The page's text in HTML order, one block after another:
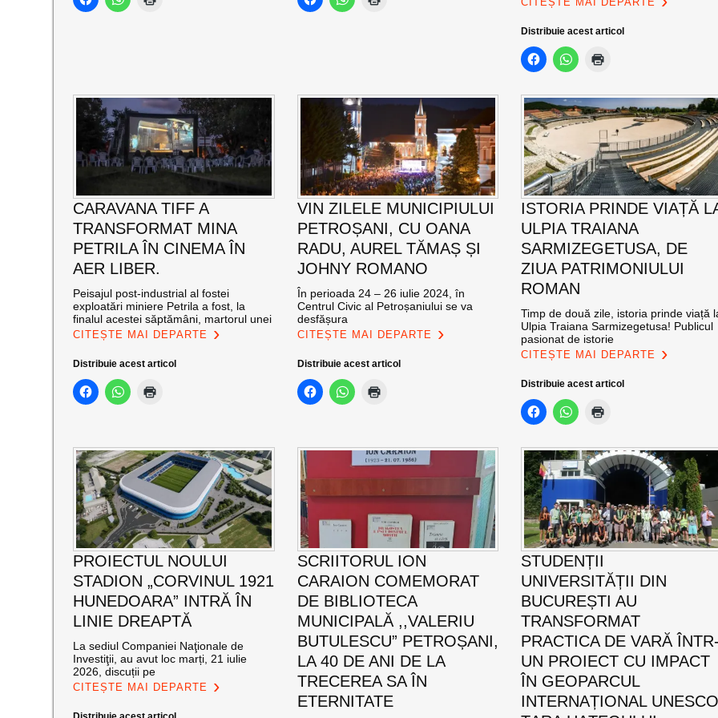
Distribuie acest articol
CARAVANA TIFF A
TRANSFORMAT MINA
PETRILA ÎN CINEMA ÎN
AER LIBER.
Peisajul post-industrial al fostei
exploatări miniere Petrila a fost, la
finalul acestei săptămâni, martorul unei
CITEȘTE MAI DEPARTE
Distribuie acest articol
VIN ZILELE MUNICIPIULUI
PETROȘANI, CU OANA
RADU, AUREL TĂMAȘ ȘI
JOHNY ROMANO
În perioada 24 – 26 iulie 2024, în
Centrul Civic al Petroșaniului se va
desfășura
CITEȘTE MAI DEPARTE
Distribuie acest articol
ISTORIA PRINDE VIAȚĂ
ULPIA TRAIANA
SARMIZEGETUSA, DE
ZIUA PATRIMONIULUI
ROMAN
Timp de două zile, istoria prinde viață
Ulpia Traiana Sarmizegetusa! Publicul
pasionat de istorie
CITEȘTE MAI DEPARTE
Distribuie acest articol
PROIECTUL NOULUI
STADION „CORVINUL 1921
HUNEDOARA” INTRĂ ÎN
LINIE DREAPTĂ
La sediul Companiei Naţionale de
Investiţii, au avut loc marți, 21 iulie
2026, discuții pe
CITEȘTE MAI DEPARTE
SCRIITORUL ION
CARAION COMEMORAT
DE BIBLIOTECA
MUNICIPALĂ ,,VALERIU
BUTULESCU” PETROȘANI,
LA 40 DE ANI DE LA
TRECEREA SA ÎN
ETERNITATE
STUDENȚII
UNIVERSITĂȚII DIN
BUCUREȘTI AU
TRANSFORMAT
PRACTICA DE VARĂ
UN PROIECT CU IMPACT
ÎN GEOPARCUL
INTERNAȚIONAL